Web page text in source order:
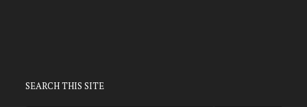
SEARCH THIS SITE